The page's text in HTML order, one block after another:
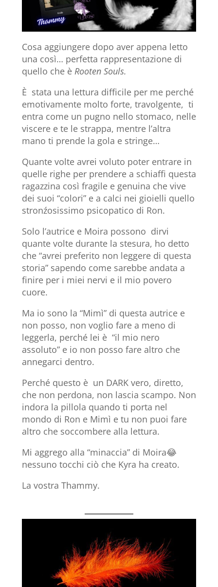
Cosa aggiungere dopo aver appena letto
una così… perfetta rappresentazione di
quello che èRooten Souls.
È stata una lettura difficile per me perché
emotivamente molto forte, travolgente, ti
entra come un pugno nello stomaco, nelle
viscere e te le strappa, mentre l’altra
mano ti prende la gola e stringe…
Quante volte avrei voluto poter entrare in
quelle righe per prendere a schiaffi questa
ragazzina così fragile e genuina che vive
dei suoi “colori” e a calci nei gioielli quello
stronźosissimo psicopatico di Ron.
Solo l’autrice e Moira possono dirvi
quante volte durante la stesura, ho detto
che “avrei preferito non leggere di questa
storia” sapendo come sarebbe andata a
finire per i miei nervi e il mio povero
cuore.
Ma io sono la “Mimì” di questa autrice e
non posso, non voglio fare a meno di
leggerla, perché lei è “il mio nero
assoluto” e io non posso fare altro che
annegarci dentro.
Perché questo è un DARK vero, diretto,
che non perdona, non lascia scampo. Non
indora la pillola quando ti porta nel
mondo di Ron e Mimì e tu non puoi fare
altro che soccombere alla lettura.
Mi aggrego alla “minaccia” di Moira😂
nessuno tocchi ciò che Kyra ha creato.
La vostra Thammy.